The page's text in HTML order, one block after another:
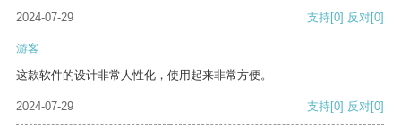
2024-07-29
支持[0] 反对[0]
游客
这款软件的设计非常人性化，使用起来非常方便。
2024-07-29 支持[0] 反对[0]